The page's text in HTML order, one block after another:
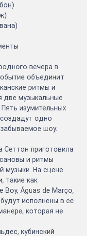
вечера в
объединит
ритмы и
две музыкальные
изумительных
одно
шоу.
Сеттон приготовила
и ритмы
музыки. На сцене
такие как
Boy, Águas de Março,
исполнены в её
которая не
кубинский